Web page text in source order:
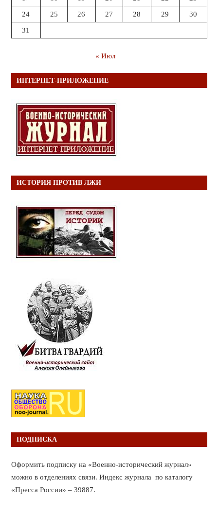
24 25 26 27 28 29 30
31
« Июл
ИНТЕРНЕТ-ПРИЛОЖЕНИЕ
ИСТОРИЯ ПРОТИВ ЛЖИ
ПОДПИСКА
Оформить подписку на «Военно-исторический журнал»
можно в отделениях связи. Индекс журнала по каталогу
«Пресса России» – 39887.